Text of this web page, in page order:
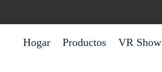
Hogar Productos VR Show